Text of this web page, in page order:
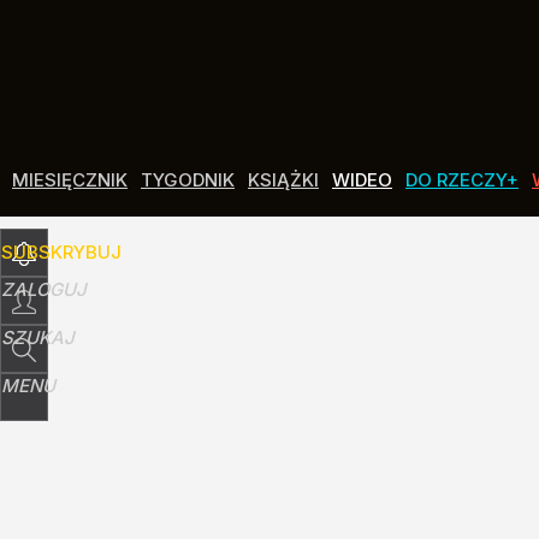
MIESIĘCZNIK TYGODNIK KSIĄŻKI WIDEO DO RZECZY+
SUBSKRYBUJ
ZALOGUJ
SZUKAJ
MENU